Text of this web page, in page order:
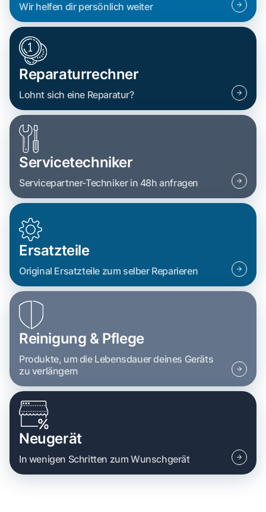
Wir helfen dir persönlich weiter
Reparaturrechner
Lohnt sich eine Reparatur?
Servicetechniker
Servicepartner-Techniker in 48h anfragen
Ersatzteile
Original Ersatzteile zum selber Reparieren
Reinigung & Pflege
Produkte, um die Lebensdauer deines Geräts
zu verlängern
Neugerät
In wenigen Schritten zum Wunschgerät